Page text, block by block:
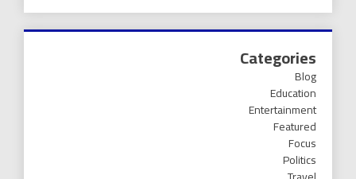
Categories
Blog
Education
Entertainment
Featured
Focus
Politics